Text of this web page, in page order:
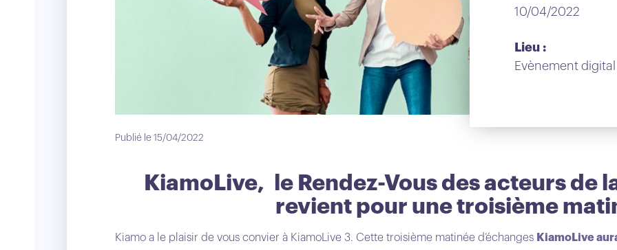
10/04/2022
Lieu :
Evènement digital
Publié le 15/04/2022
KiamoLive, le Rendez-Vous des acteurs de
revient pour une troisième
Kiamo a le plaisir de vous convier à KiamoLive 3. Cette troisième matinée d’échanges KiamoLive